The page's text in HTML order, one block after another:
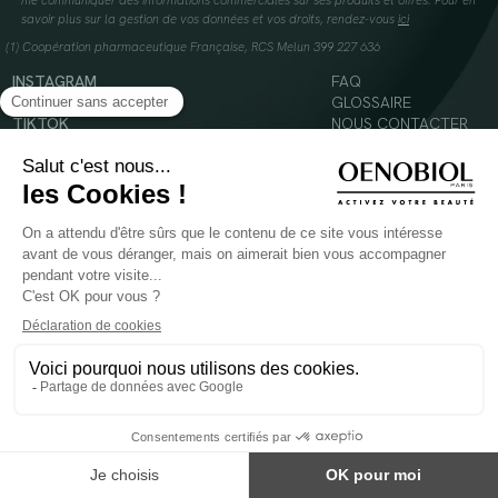
savoir plus sur la gestion de vos données et vos droits, rendez-vous ici
(1) Coopération pharmaceutique Française, RCS Melun 399 227 636
INSTAGRAM
FACEBOOK
TIKTOK
FAQ
GLOSSAIRE
NOUS CONTACTER
© 2024 Oenobiol Paris
Mentions légales
Conditions Générales d’Utilisation
Politique en matière de cookies
POUR VOTRE SANTÉ, MANGEZ AU MOINS CINQ FRUITS ET LÉGUMES PAR JOUR -
ne pas être utilisés comme substituts d'un régimes alimentaire varié et équilibré.
Réservé à l'adulte. Consulter attentivement l'étiquetage des produits avant l'utilisation.